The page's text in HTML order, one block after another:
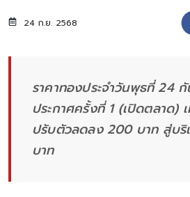
24 ก.ย. 2568
ราคาทองประจำวันพุธที่ 24
ประกาศครั้งที่ 1 (เปิดตลาด)
ปรับตัวลดลง 200 บาท สู่บ
บาท